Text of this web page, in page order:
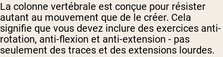
La colonne vertébrale est conçue pour résister
autant au mouvement que de le créer. Cela
signifie que vous devez inclure des exercices anti-
rotation, anti-flexion et anti-extension - pas
seulement des traces et des extensions lourdes.